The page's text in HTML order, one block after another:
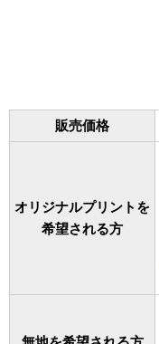
販売価格
オリジナルプリントを
希望される方